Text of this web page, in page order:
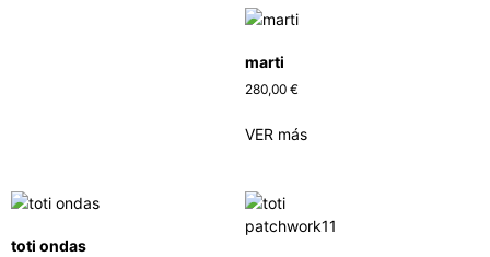
marti
280,00 €
VER más
toti ondas